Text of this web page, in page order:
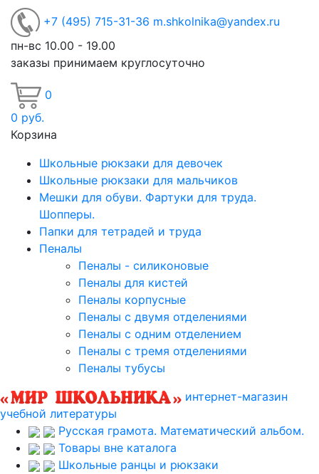
+7 (495) 715-31-36 m.shkolnika@yandex.ru
пн-вс 10.00 - 19.00
заказы принимаем круглосуточно
0
0 руб.
Корзина
Школьные рюкзаки для девочек
Школьные рюкзаки для мальчиков
Мешки для обуви. Фартуки для труда.
Шопперы.
Папки для тетрадей и труда
Пеналы
Пеналы - силиконовые
Пеналы для кистей
Пеналы корпусные
Пеналы с двумя отделениями
Пеналы с одним отделением
Пеналы с тремя отделениями
Пеналы тубусы
интернет-магазин
учебной литературы
Русская грамота. Математический альбом.
Товары вне каталога
Школьные ранцы и рюкзаки